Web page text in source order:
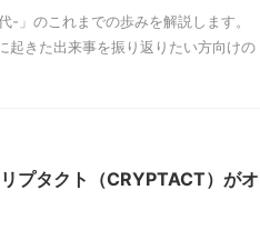
」のこれまでの歩みを解説します。
起きた出来事を振り返りたい方向けの
プタクト（CRYPTACT）がオ